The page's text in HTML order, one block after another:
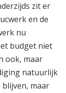
zit er
en de
nu
budget niet
ook, maar
natuurlijk
maar